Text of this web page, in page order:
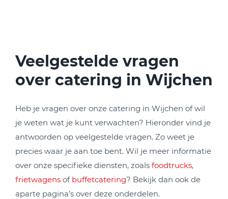
Veelgestelde vragen
over catering in Wijchen
Heb je vragen over onze catering in Wijchen of wil
je weten wat je kunt verwachten? Hieronder vind je
antwoorden op veelgestelde vragen. Zo weet je
precies waar je aan toe bent. Wil je meer informatie
over onze specifieke diensten, zoals foodtrucks,
frietwagens of buffetcatering? Bekijk dan ook de
aparte pagina’s over deze onderdelen.